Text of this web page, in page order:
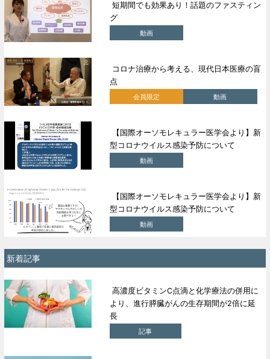
短期間でも効果あり！話題のファスティン
グ
動画
コロナ治療から考える、現代日本医療の盲
点
会員限定 動画
【国際オーソモレキュラー医学会より】新
型コロナウイルス感染予防について
動画
【国際オーソモレキュラー医学会より】新
型コロナウイルス感染予防について
動画
新着記事
高濃度ビタミンC点滴と化学療法の併用に
より、進行膵臓がんの生存期間が2倍に延
長
記事